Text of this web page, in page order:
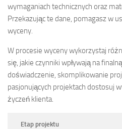
wymaganiach technicznych oraz
Przekazując te dane, pomagasz w
wyceny.
W procesie wyceny wykorzystaj
się, jakie czynniki wpływają na
doświadczenie, skomplikowanie
pasjonujących projektach dostosuj
życzeń klienta.
Etap projektu